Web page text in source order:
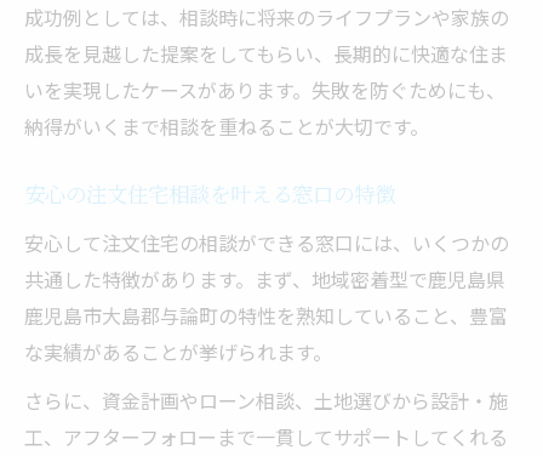
成功例としては、相談時に将来のライフプランや家族の
成長を見越した提案をしてもらい、長期的に快適な住ま
いを実現したケースがあります。失敗を防ぐためにも、
納得がいくまで相談を重ねることが大切です。
安心の注文住宅相談を叶える窓口の特徴
安心して注文住宅の相談ができる窓口には、いくつかの
共通した特徴があります。まず、地域密着型で鹿児島県
鹿児島市大島郡与論町の特性を熟知していること、豊富
な実績があることが挙げられます。
さらに、資金計画やローン相談、土地選びから設計・施
工、アフターフォローまで一貫してサポートしてくれる